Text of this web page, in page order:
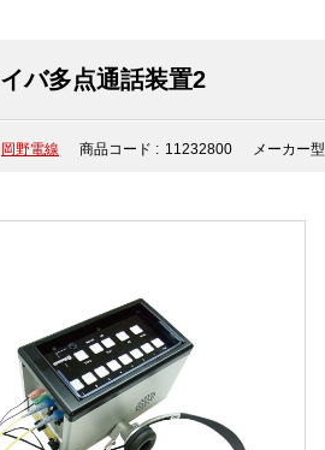
バ多点通話装置2
岡野電線 商品コード : 11232800 メーカー